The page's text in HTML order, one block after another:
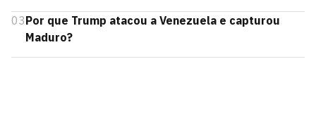
03Por que Trump atacou a Venezuela e capturou
Maduro?